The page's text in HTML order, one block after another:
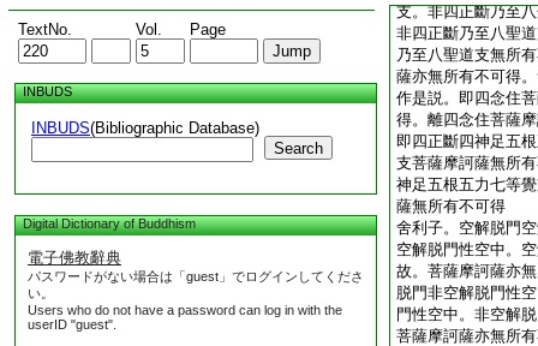
TextNo. Vol. Page
INBUDS
INBUDS(Bibliographic Database)
Search
Digital Dictionary of Buddhism
電子佛教辭典
パスワードがない場合は「guest」でログインしてくださ
い。
Users who do not have a password can log in with the
userID "guest".
支。非四正斷乃至
非四正斷乃至八聖
乃至八聖道支無所
薩亦無所有不可得
作是説。即四念住
得。離四念住菩薩
即四正斷四神足五
支菩薩摩訶薩無所
神足五根五力七等
薩無所有不可得
舍利子。空解脱門
空解脱門性空中。
故。菩薩摩訶薩亦
脱門非空解脱門性
門性空中。非空解
菩薩摩訶薩亦無所